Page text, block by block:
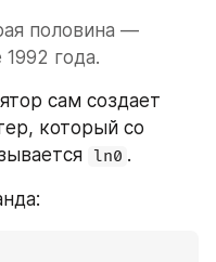
половина —
года.
сам создает
который со
ln0 .